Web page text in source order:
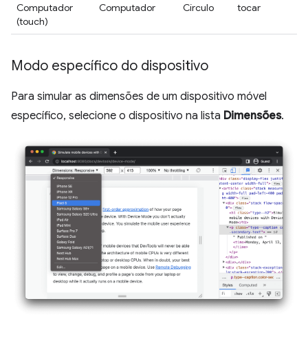
Computador
(touch)
Computador Círculo tocar
Modo específico do dispositivo
Para simular as dimensões de um dispositivo móvel
específico, selecione o dispositivo na lista Dimensões.